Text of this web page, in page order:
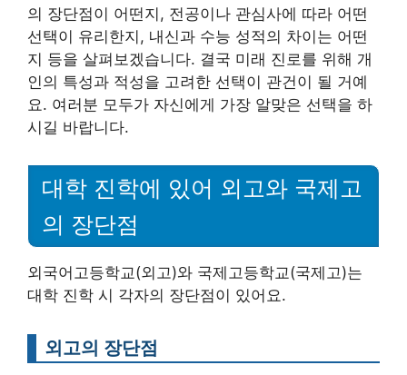
의 장단점이 어떤지, 전공이나 관심사에 따라 어떤
선택이 유리한지, 내신과 수능 성적의 차이는 어떤
지 등을 살펴보겠습니다. 결국 미래 진로를 위해 개
인의 특성과 적성을 고려한 선택이 관건이 될 거예
요. 여러분 모두가 자신에게 가장 알맞은 선택을 하
시길 바랍니다.
대학 진학에 있어 외고와 국제고
의 장단점
외국어고등학교(외고)와 국제고등학교(국제고)는
대학 진학 시 각자의 장단점이 있어요.
외고의 장단점